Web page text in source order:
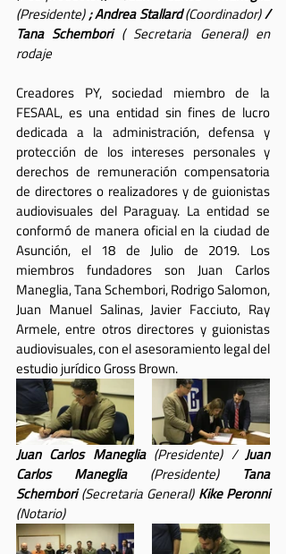
(Presidente) ; Andrea Stallard (Coordinador) /
Tana Schembori ( Secretaria General) en
rodaje
Creadores PY, sociedad miembro de la
FESAAL, es una entidad sin fines de lucro
dedicada a la administración, defensa y
protección de los intereses personales y
derechos de remuneración compensatoria
de directores o realizadores y de guionistas
audiovisuales del Paraguay. La entidad se
conformó de manera oficial en la ciudad de
Asunción, el 18 de Julio de 2019. Los
miembros fundadores son Juan Carlos
Maneglia, Tana Schembori, Rodrigo Salomon,
Juan Manuel Salinas, Javier Facciuto, Ray
Armele, entre otros directores y guionistas
audiovisuales, con el asesoramiento legal del
estudio jurídico Gross Brown.
Juan Carlos Maneglia (Presidente) / Juan
Carlos Maneglia (Presidente) Tana
Schembori (Secretaria General) Kike Peronni
(Notario)